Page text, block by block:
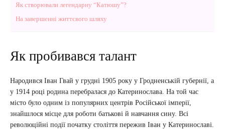
Як створювали легендарну “Катюшу”?
На завершенні життєвого шляху
Як пробивався талант
Народився Іван Гвай у грудні 1905 року у Гродненській губернії, а
у 1914 році родина перебралася до Катеринослава. На той час
місто було одним із популярних центрів Російської імперії,
знайшлося місце для роботи батькові й навчання сину. Всі
революційні події початку століття пережив Іван у Катеринославі.